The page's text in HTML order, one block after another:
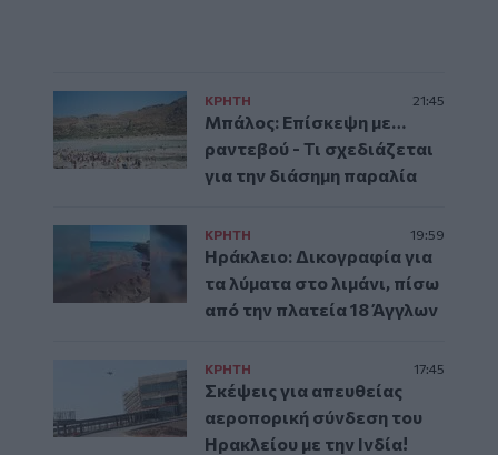
ΚΡΗΤΗ 21:45
Μπάλος: Επίσκεψη με…
ραντεβού - Τι σχεδιάζεται
για την διάσημη παραλία
ΚΡΗΤΗ 19:59
Ηράκλειο: Δικογραφία για
τα λύματα στο λιμάνι, πίσω
από την πλατεία 18 Άγγλων
ΚΡΗΤΗ 17:45
Σκέψεις για απευθείας
αεροπορική σύνδεση του
Ηρακλείου με την Ινδία!